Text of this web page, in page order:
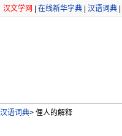
汉文学网 在线新华字典 汉语词典
汉语词典> 俚人的解释